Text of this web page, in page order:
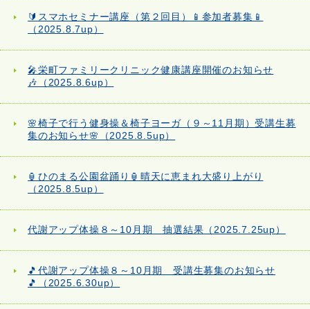
🔰スマホセミナー講座（第２回目）📱参加者募集📱
（2025.8.7up）
🎤栄町ファミリークリニック健康講座開催のお知らせ
🎶（2025.8.6up）
🌸椅子で行う健身操＆椅子ヨーガ（９～11月期）受講生募
集のお知らせ🌸（2025.8.5up）
🏮ひのまる公園盆踊り🏮晴天に恵まれ大盛り上がり
（2025.8.5up）
代謝アップ体操８～10月期 抽選結果（2025.7.25up）
🎵代謝アップ体操８～10月期 受講生募集のお知らせ
🎵（2025.6.30up）